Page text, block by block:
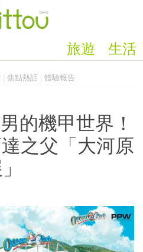
生活
旅遊
焦點熱話 體驗報告
的機甲世界！
之父「大河原